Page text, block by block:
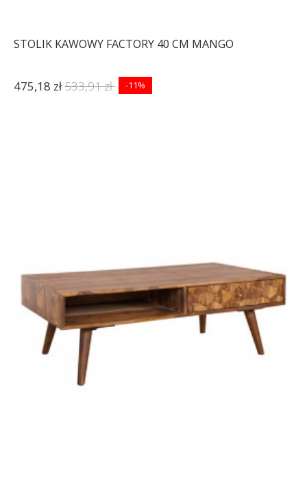
STOLIK KAWOWY FACTORY 40 CM MANGO
475,18 zł533,91 zł -11%